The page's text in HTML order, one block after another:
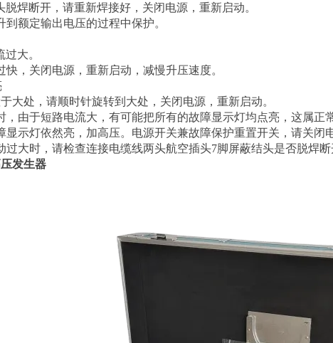
焊断开，请重新焊接好，关闭电源，重新启动。
额定输出电压的过程中保护。
大。
快，关闭电源，重新启动，减慢升压速度。
大处，请顺时针旋转到大处，关闭电源，重新启动。
，由于短路电流大，有可能把所有的故障显示灯均点亮，这属正
显示灯依然亮，加高压。电源开关兼故障保护重置开关，请关闭
过大时，请检查连接电缆线两头航空插头7脚屏蔽结头是否脱焊断
发生器